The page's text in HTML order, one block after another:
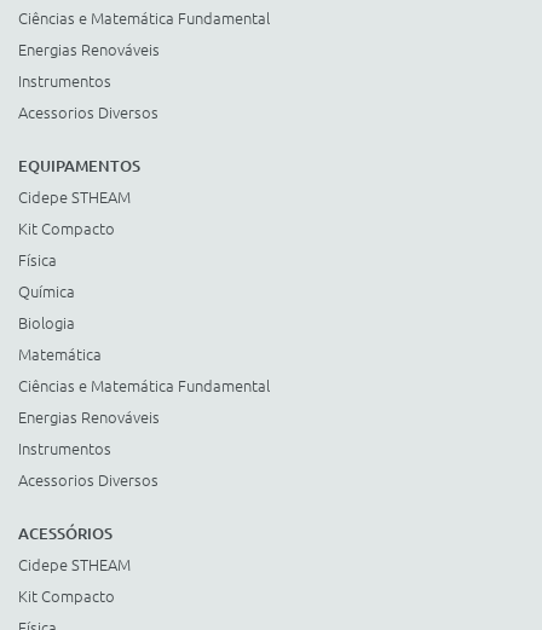
Ciências e Matemática Fundamental
Energias Renováveis
Instrumentos
Acessorios Diversos
EQUIPAMENTOS
Cidepe STHEAM
Kit Compacto
Física
Química
Biologia
Matemática
Ciências e Matemática Fundamental
Energias Renováveis
Instrumentos
Acessorios Diversos
ACESSÓRIOS
Cidepe STHEAM
Kit Compacto